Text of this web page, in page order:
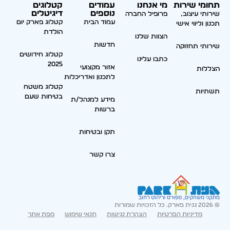
תחומי שירות
שירותי עיצוב,
תכנון וליווי אישי
שירותי תחזוקה
הצללות
תשתיות
מי אנחנו
פרופיל החברה
הצוות שלנו
כתבו עלינו
עמודים
נוספים
עמוד הבית
חדשות
אזור מקצועי
לתכנון ואדריכלות
מידע למנהל/ת
ברשות
תקן ובטיחות
צרו קשר
קטלוגים
דיגיטלים
קטלוג פארק יום
הולדת
קטלוג חידושים
2025
קטלוג משטח
בטיחות שעם
© 2026 גנית פארק. כל הזכויות שמורות
מדיניות הפרטיות
הצהרת נגישות תנאי שימוש מפת אתר